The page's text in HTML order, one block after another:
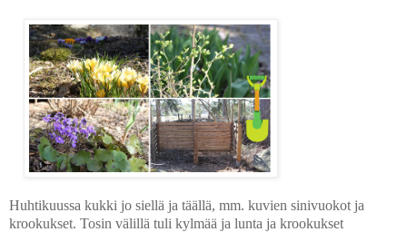
Huhtikuussa kukki jo siellä ja täällä, mm. kuvien sinivuokot ja
krookukset. Tosin välillä tuli kylmää ja lunta ja krookukset